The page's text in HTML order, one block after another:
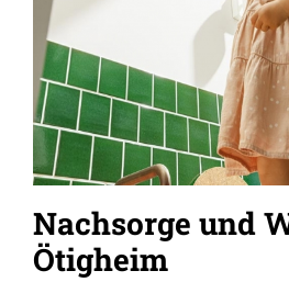
Nachsorge und
Ötigheim